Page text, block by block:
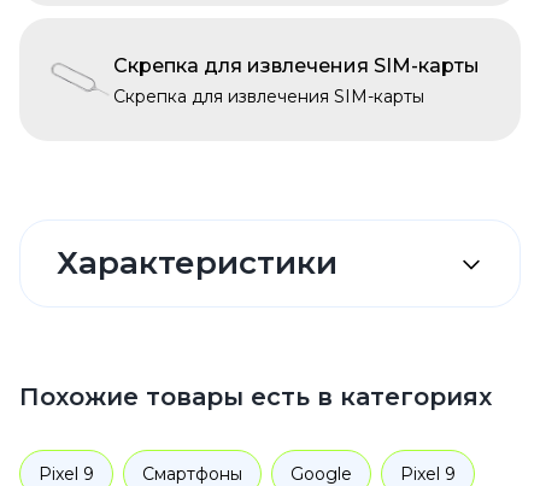
Скрепка для извлечения SIM-карты
Скрепка для извлечения SIM-карты
Характеристики
Похожие товары есть в категориях
Pixel 9 Смартфоны Google Pixel 9